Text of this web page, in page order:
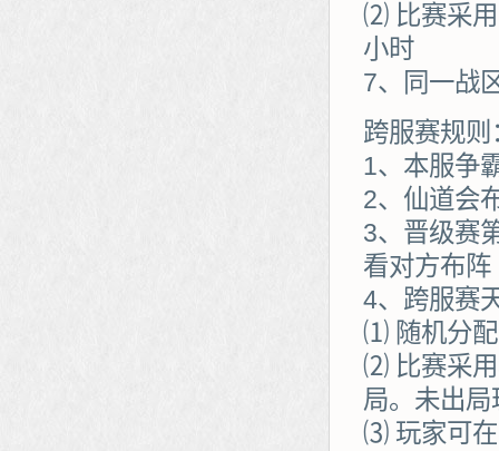
⑵ 比赛采用
小时
7、同一战
跨服赛规则
1、本服争
2、仙道会
3、晋级赛
看对方布阵
4、跨服赛
⑴ 随机分配
⑵ 比赛采用
局。未出
⑶ 玩家可在